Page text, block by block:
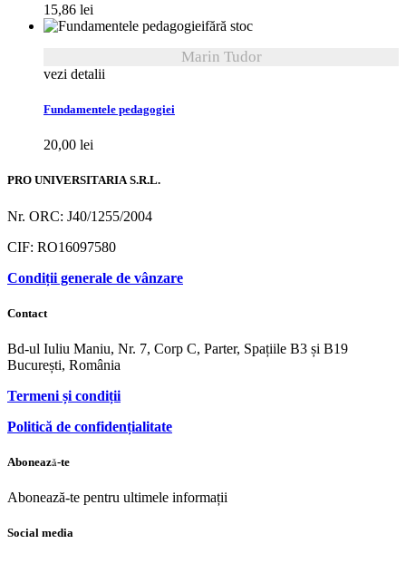
15,86 lei
fără stoc
Marin Tudor
vezi detalii
Fundamentele pedagogiei
20,00 lei
PRO UNIVERSITARIA S.R.L.
Nr. ORC: J40/1255/2004
CIF: RO16097580
Condiții generale de vânzare
Contact
Bd-ul Iuliu Maniu, Nr. 7, Corp C, Parter, Spațiile B3 și B19
București, România
Termeni și condiții
Politică de confidențialitate
Abonează-te
Abonează-te pentru ultimele informații
Social media